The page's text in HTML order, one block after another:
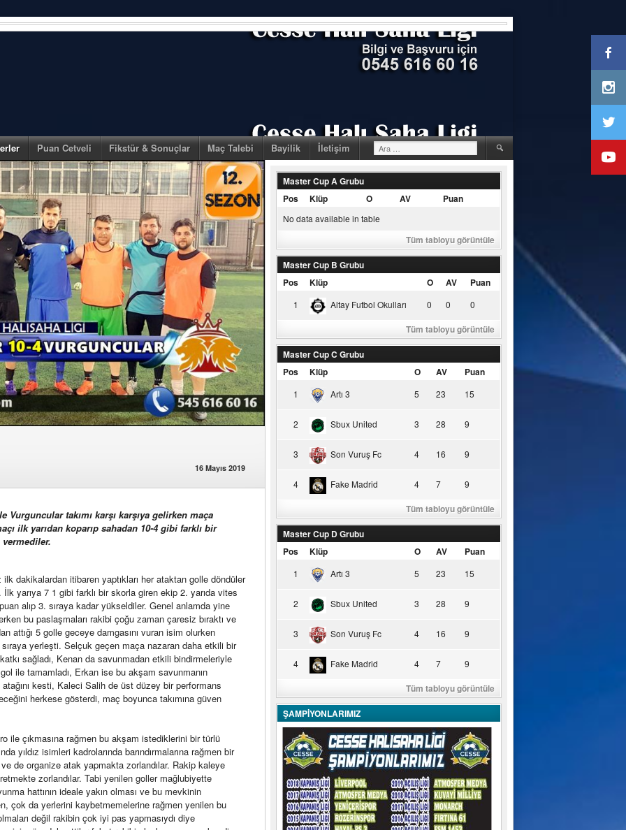
Puan Cetveli Fikstür & Sonuçlar Maç Talebi Bayilik İletişim Arama:
16 Mayıs 2019
Vurguncular takımı karşı karşıya gelirken maça
ilk yarıdan koparıp sahadan 10-4 gibi farklı bir
vermediler.
dakikalardan itibaren yaptıkları her ataktan golle döndüler
yarıya 7 1 gibi farklı bir skorla giren ekip 2. yarıda vites
alıp 3. sıraya kadar yükseldiler. Genel anlamda yine
bu paslaşmaları rakibi çoğu zaman çaresiz bıraktı ve
attığı 5 golle geceye damgasını vuran isim olurken
sıraya yerleşti. Selçuk geçen maça nazaran daha etkili bir
sağladı, Kenan da savunmadan etkili bindirmeleriyle
ile tamamladı, Erkan ise bu akşam savunmanın
kesti, Kaleci Salih de üst düzey bir performans
herkese gösterdi, maç boyunca takımına güven
ile çıkmasına rağmen bu akşam istediklerini bir türlü
yıldız isimleri kadrolarında barındırmalarına rağmen bir
de organize atak yapmakta zorlandılar. Rakip kaleye
zorlandılar. Tabi yenilen goller mağlubiyette
hattının ideale yakın olması ve bu mevkinin
çok da yerlerini kaybetmemelerine rağmen yenilen bu
değil rakibin çok iyi pas yapmasıydı diye
Master Cup A Grubu
Pos
Klüp O AV Puan
No data available in table
Tüm tabloyu görüntüle
Master Cup B Grubu
Pos
Klüp O AV Puan
1 Altay Futbol Okulları 0 0 0
Tüm tabloyu görüntüle
Master Cup C Grubu
Pos
Klüp O AV Puan
1 Artı 3 5 23 15
2 Sbux United 3 28 9
3 Son Vuruş Fc 4 16 9
4 Fake Madrid 4 7 9
Tüm tabloyu görüntüle
Master Cup D Grubu
Pos
Klüp O AV Puan
1 Artı 3 5 23 15
2 Sbux United 3 28 9
3 Son Vuruş Fc 4 16 9
4 Fake Madrid 4 7 9
Tüm tabloyu görüntüle
ŞAMPİYONLARIMIZ